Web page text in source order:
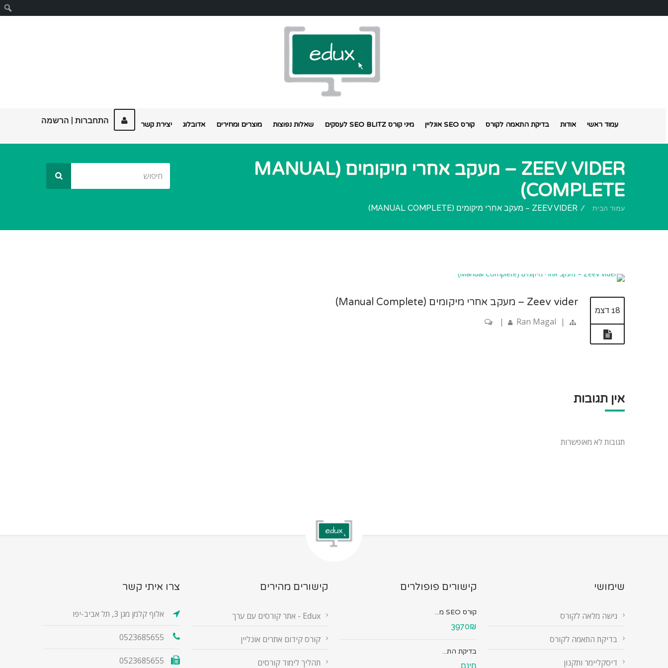
עמוד ראשי אודות בדיקת התאמה לקורס קורס SEO אונליין מיני קורס SEO BLITZ לעסקים שאלות נפוצות מוצרים ומחירים אדובלוג יצירת קשר התחברות הרשמה
ZEEV VIDER – מעקב אחרי מיקומים (MANUAL
COMPLETE)
עמוד הבית ZEEV VIDER – מעקב אחרי מיקומים (MANUAL COMPLETE)
18 דצמ
Zeev vider – מעקב אחרי מיקומים (Manual Complete)
Ran Magal |
|
אין תגובות
תגובות לא מאופשרות
שימושי
גישה מלאה לקורס
בדיקת התאמה לקורס
דיסקליימר ותקנון
קישורים פופולרים
קורס SEO מ...
3970₪
בדיקת הת...
חינם
קישורים מהירים
Edux - אתר קורסים עם ערך
קורס קידום אתרים אונליין
תהליך לימוד קורסים
צרו איתי קשר
אלוף קלמן מגן 3, תל אביב-יפו
0523685655
0523685655